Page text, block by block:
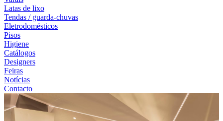
Latas de lixo
Tendas / guarda-chuvas
Eletrodomésticos
Pisos
Higiene
Catálogos
Designers
Feiras
Notícias
Contacto